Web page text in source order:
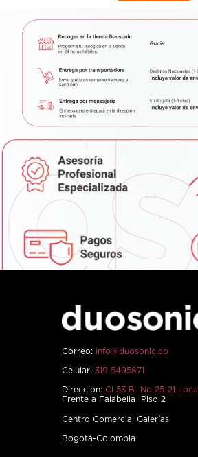
Correo: info@duosonic.co
Celular: 319 5495871
Dirección: Cl 53 B No 25-21
Frente a Falabella Piso 2
Centro Comercial Galerías
Bogotá-Colombia